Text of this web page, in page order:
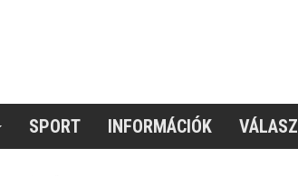
SPORT INFORMÁCIÓK